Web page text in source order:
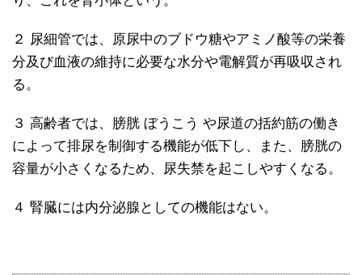
２ 尿細管では、原尿中のブドウ糖やアミノ酸等の栄養
分及び血液の維持に必要な水分や電解質が再吸収され
る。
３ 高齢者では、膀胱 ぼうこう や尿道の括約筋の働き
によって排尿を制御する機能が低下し、また、膀胱の
容量が小さくなるため、尿失禁を起こしやすくなる。
４ 腎臓には内分泌腺としての機能はない。